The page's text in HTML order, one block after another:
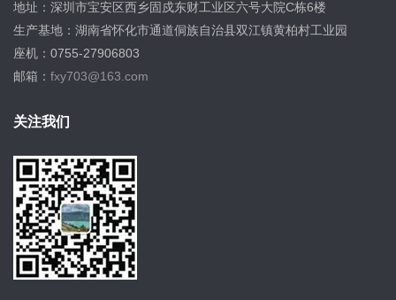
地址：深圳市宝安区西乡固戍东财工业区六号大院C栋6楼
生产基地：湖南省怀化市通道侗族自治县双江镇黄柏村工业园
座机：0755-27906803
邮箱： fxy703@163.com
关注我们